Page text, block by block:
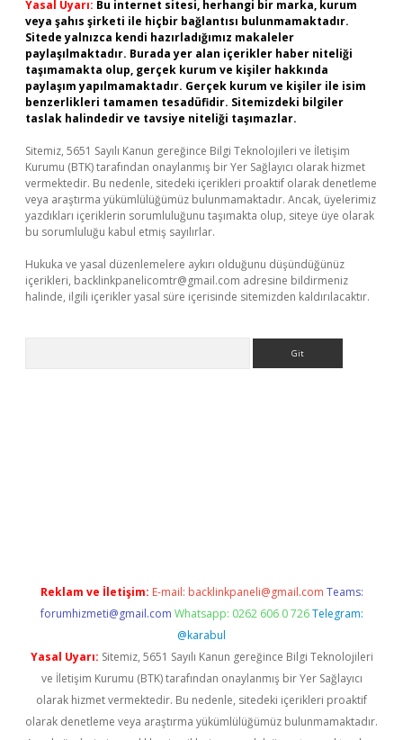
Yasal Uyarı: Bu internet sitesi, herhangi bir marka, kurum
veya şahıs şirketi ile hiçbir bağlantısı bulunmamaktadır.
Sitede yalnızca kendi hazırladığımız makaleler
paylaşılmaktadır. Burada yer alan içerikler haber niteliği
taşımamakta olup, gerçek kurum ve kişiler hakkında
paylaşım yapılmamaktadır. Gerçek kurum ve kişiler ile isim
benzerlikleri tamamen tesadüfidir. Sitemizdeki bilgiler
taslak halindedir ve tavsiye niteliği taşımazlar.
Sitemiz, 5651 Sayılı Kanun gereğince Bilgi Teknolojileri ve İletişim
Kurumu (BTK) tarafından onaylanmış bir Yer Sağlayıcı olarak hizmet
vermektedir. Bu nedenle, sitedeki içerikleri proaktif olarak denetleme
veya araştırma yükümlülüğümüz bulunmamaktadır. Ancak, üyelerimiz
yazdıkları içeriklerin sorumluluğunu taşımakta olup, siteye üye olarak
bu sorumluluğu kabul etmiş sayılırlar.
Hukuka ve yasal düzenlemelere aykırı olduğunu düşündüğünüz
içerikleri, backlinkpanelicomtr@gmail.com adresine bildirmeniz
halinde, ilgili içerikler yasal süre içerisinde sitemizden kaldırılacaktır.
Reklam ve İletişim: E-mail: backlinkpaneli@gmail.com Teams:
forumhizmeti@gmail.com Whatsapp: 0262 606 0 726 Telegram:
@karabul
Yasal Uyarı: Sitemiz, 5651 Sayılı Kanun gereğince Bilgi Teknolojileri
ve İletişim Kurumu (BTK) tarafından onaylanmış bir Yer Sağlayıcı
olarak hizmet vermektedir. Bu nedenle, sitedeki içerikleri proaktif
olarak denetleme veya araştırma yükümlülüğümüz bulunmamaktadır.